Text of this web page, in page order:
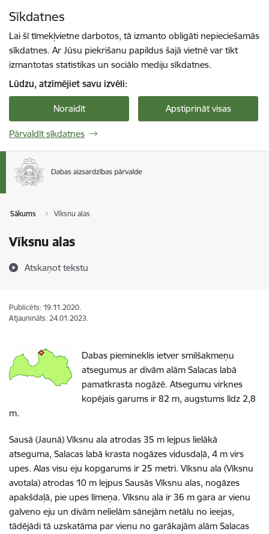
Sīkdatnes
Lai šī tīmekļvietne darbotos, tā izmanto obligāti nepieciešamās
sīkdatnes. Ar Jūsu piekrišanu papildus šajā vietnē var tikt
izmantotas statistikas un sociālo mediju sīkdatnes.
Lūdzu, atzīmējiet savu izvēli:
Noraidīt Apstiprināt visas
Pārvaldīt sīkdatnes
Sākums Vīksnu alas
Vīksnu alas
Atskaņot tekstu
Publicēts: 19.11.2020.
Atjaunināts: 24.01.2023.
Dabas piemineklis ietver smilšakmeņu
atsegumus ar divām alām Salacas labā
pamatkrasta nogāzē. Atsegumu virknes
kopējais garums ir 82 m, augstums līdz 2,8
m.
Sausā (Jaunā) Vīksnu ala atrodas 35 m lejpus lielākā
atseguma, Salacas labā krasta nogāzes vidusdaļā, 4 m virs
upes. Alas visu eju kopgarums ir 25 metri. Vīksnu ala (Vīksnu
avotala) atrodas 10 m lejpus Sausās Vīksnu alas, nogāzes
apakšdaļā, pie upes līmeņa. Vīksnu ala ir 36 m gara ar vienu
galveno eju un divām nelielām sānejām netālu no ieejas,
tādējādi tā uzskatāma par vienu no garākajām alām Salacas